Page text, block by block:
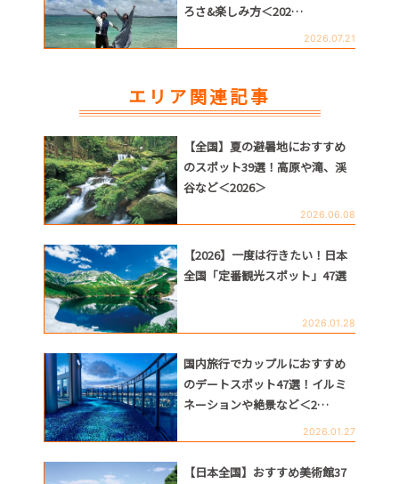
ろさ&楽しみ方＜202…
2026.07.21
エリア関連記事
【全国】夏の避暑地におすすめ
のスポット39選！高原や滝、渓
谷など＜2026＞
2026.06.08
【2026】一度は行きたい！日本
全国「定番観光スポット」47選
2026.01.28
国内旅行でカップルにおすすめ
のデートスポット47選！イルミ
ネーションや絶景など＜2…
2026.01.27
【日本全国】おすすめ美術館37